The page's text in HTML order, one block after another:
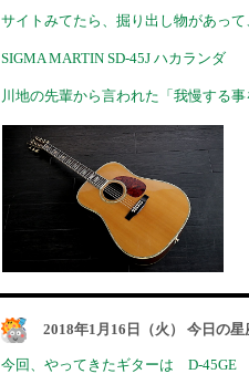
サイトみてたら、掘り出し物があっ
SIGMA MARTIN SD-45J ハカランダ
川地の先輩から言われた「我慢する
2018年1月16日（火） 今日の
今回、やってきたギターは D-45GE